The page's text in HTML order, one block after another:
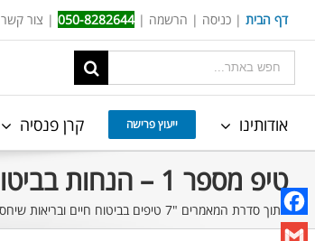
Skip
to
content
דף הבית | כניסה | הרשמה |
050-8282644
| צור קשר
תוצאות
החיפוש
עבור:
אודותינו ייעוץ פרישה קרן פנסיה
טיפ מספר 1 – הנחות בביטוח חיים למקרה מוות
מתוך סדרת המאמרים "7 טיפים בביטוח חיים ובריאות שיחסכו לך כסף רב"
Facebook